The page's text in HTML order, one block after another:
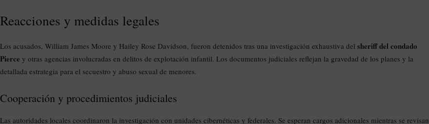
Reacciones y medidas legales
Los acusados, William James Moore y Hailey Rose Davidson, fueron detenidos tras una investigación exhaustiva del sheriff del condado
Pierce y otras agencias involucradas en delitos de explotación infantil. Los documentos judiciales reflejan la gravedad de los planes y la
detallada estrategia para el secuestro y abuso sexual de menores.
Cooperación y procedimientos judiciales
Las autoridades locales coordinaron la investigación con unidades cibernéticas y federales. Se esperan cargos adicionales mientras se revisan